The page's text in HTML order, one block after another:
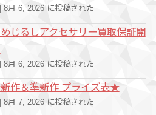
8月 6, 2026 に投稿された
めじるしアクセサリー買取保証開
| 8月 6, 2026 に投稿された
作＆準新作 プライズ表★
8月 7, 2026 に投稿された